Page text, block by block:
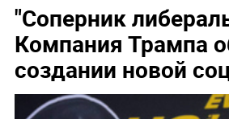
"Соперник
Компания Трампа
создании новой